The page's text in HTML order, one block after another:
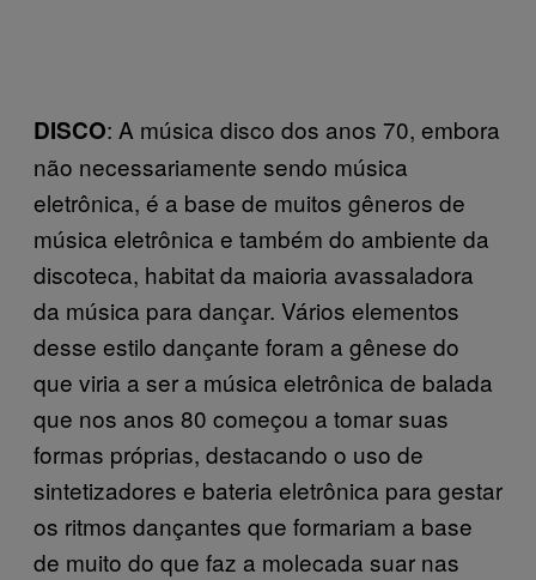
DISCO: A música disco dos anos 70, embora
não necessariamente sendo música
eletrônica, é a base de muitos gêneros de
música eletrônica e também do ambiente da
discoteca, habitat da maioria avassaladora
da música para dançar. Vários elementos
desse estilo dançante foram a gênese do
que viria a ser a música eletrônica de balada
que nos anos 80 começou a tomar suas
formas próprias, destacando o uso de
sintetizadores e bateria eletrônica para gestar
os ritmos dançantes que formariam a base
de muito do que faz a molecada suar nas